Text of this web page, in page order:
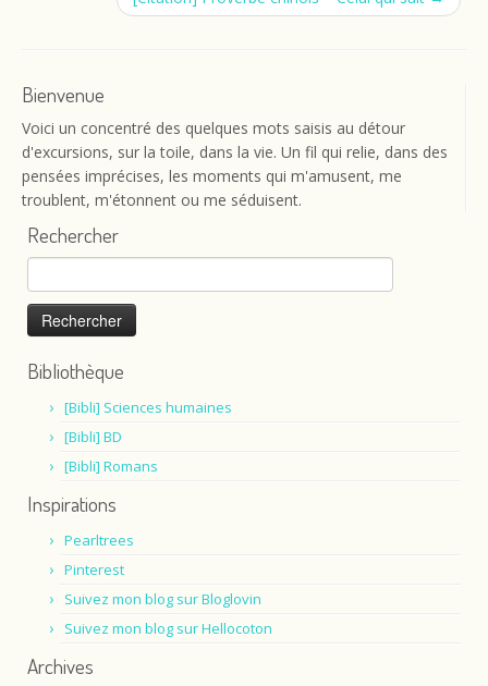
Bienvenue
Voici un concentré des quelques mots saisis au détour
d'excursions, sur la toile, dans la vie. Un fil qui relie, dans des
pensées imprécises, les moments qui m'amusent, me
troublent, m'étonnent ou me séduisent.
Rechercher
Rechercher :
Bibliothèque
[Bibli] Sciences humaines
[Bibli] BD
[Bibli] Romans
Inspirations
Pearltrees
Pinterest
Suivez mon blog sur Bloglovin
Suivez mon blog sur Hellocoton
Archives